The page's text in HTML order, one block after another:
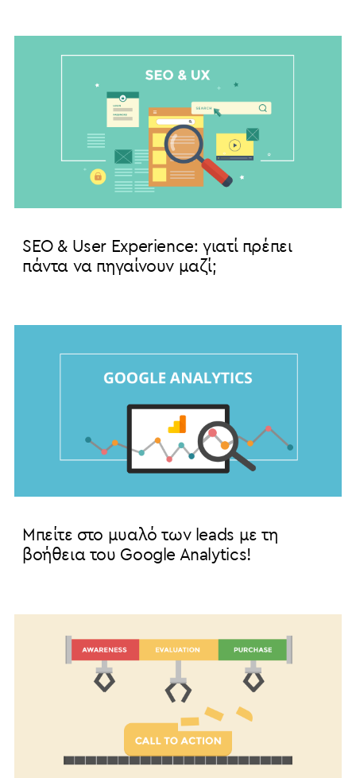
SEO & User Experience: γιατί πρέπει
πάντα να πηγαίνουν μαζί;
Μπείτε στο μυαλό των leads με τη
βοήθεια του Google Analytics!